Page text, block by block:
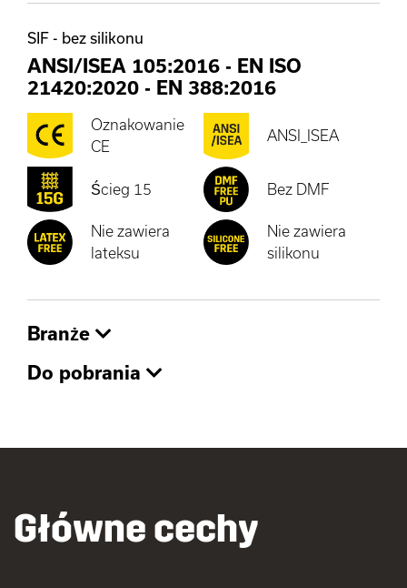
SIF - bez silikonu
ANSI/ISEA 105:2016 - EN ISO
21420:2020 - EN 388:2016
Oznakowanie
CE
ANSI_ISEA
Ścieg 15 Bez DMF
Nie zawiera
lateksu
Nie zawiera
silikonu
Branże
Do pobrania
Główne cechy